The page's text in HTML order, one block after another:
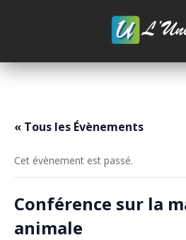
« Tous les Évènements
Cet évènement est passé.
Conférence sur la
animale